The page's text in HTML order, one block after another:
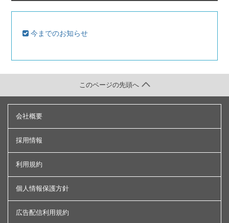
今までのお知らせ
会社概要
採用情報
利用規約
個人情報保護方針
広告配信利用規約
このページの先頭へ